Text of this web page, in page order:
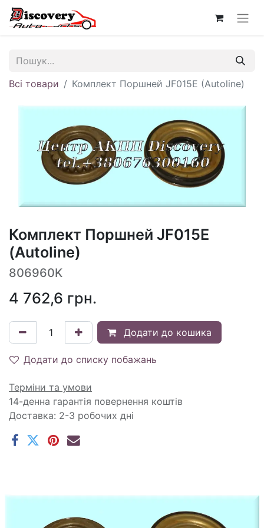
Всі товари Комплект Поршней JF015E (Autoline)
Комплект Поршней JF015E
(Autoline)
806960K
4 762,6 грн.
Додати до кошика
Додати до списку побажань
Терміни та умови
14-денна гарантія повернення коштів
Доставка: 2-3 робочих дні